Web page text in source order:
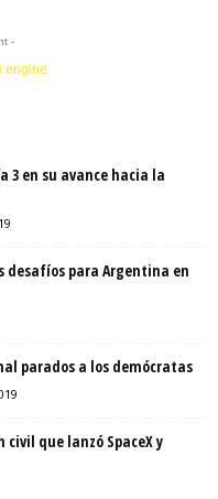
-
3 en su avance hacia la
desafíos para Argentina en
parados a los demócratas
que lanzó SpaceX y